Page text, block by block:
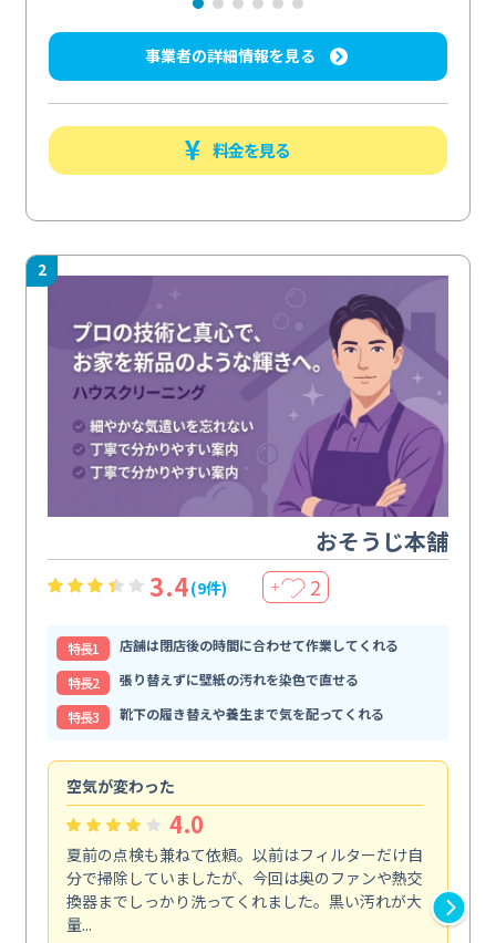
事業者の詳細情報を見る
料金を見る
2
おそうじ本舗
3.4(9件) ＋ 2
特⻑1
店舗は閉店後の時間に合わせて作業してくれる
特⻑2
張り替えずに壁紙の汚れを染色で直せる
特⻑3
靴下の履き替えや養生まで気を配ってくれる
空気が変わった
4.0
夏前の点検も兼ねて依頼。以前はフィルターだけ自
分で掃除していましたが、今回は奥のファンや熱交
換器までしっかり洗ってくれました。黒い汚れが大
量...